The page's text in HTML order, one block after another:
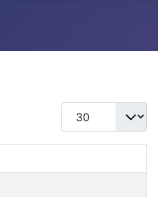
Qtd. a exibir